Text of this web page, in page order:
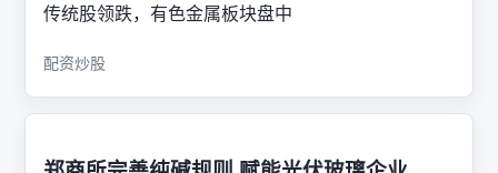
传统股领跌，有色金属板块盘中
配资炒股